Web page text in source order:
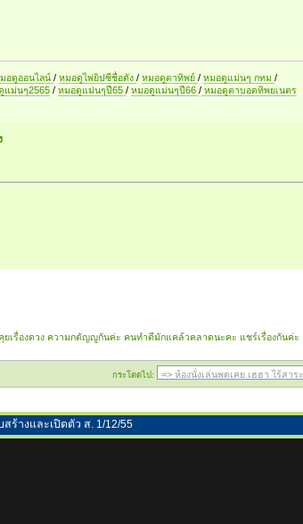
อดูออนไลน์/หมอดูไพ่ยิปซีชื่อดัง/หมอดูตาทิพย์/หมอดูแม่นๆ กทม/
แม่นๆ2565 /หมอดูแม่นๆปี65/หมอดูแม่นๆปี66/ หมอดูตาบอดทิพยเนตร
ยเรื่องดวง ความกตัญญูกันค่ะ คนทำดีมักแคล้วคลาดนะคะ แชร์เรื่องกันค่ะ
กระโดดไป:
ร้างและเปิดตัว ส. 1/12/55